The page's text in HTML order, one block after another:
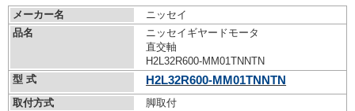
メーカー名
ニッセイ
品名
ニッセイギヤードモータ
直交軸
H2L32R600-MM01TNNTN
型 式
H2L32R600-MM01TNNTN
取付方式
脚取付